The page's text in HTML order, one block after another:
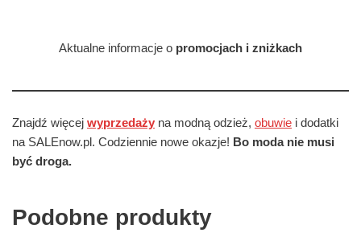
Aktualne informacje o promocjach i zniżkach
Znajdź więcej wyprzedaży na modną odzież, obuwie i dodatki
na SALEnow.pl. Codziennie nowe okazje! Bo moda nie musi
być droga.
Podobne produkty